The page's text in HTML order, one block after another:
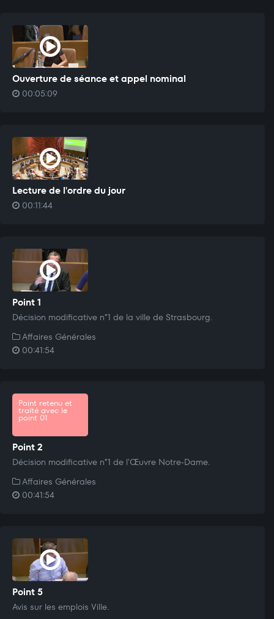
Ouverture de séance et appel nominal
00:05:09
Lecture de l'ordre du jour
00:11:44
Point 1
Décision modificative n°1 de la ville de Strasbourg.
Affaires Générales
00:41:54
Point retenu et
traité avec le
point 01
Point 2
Décision modificative n°1 de l'Œuvre Notre-Dame.
Affaires Générales
00:41:54
Point 5
Avis sur les emplois Ville.